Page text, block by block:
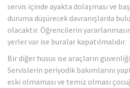
servis içinde ayakta dolaşması ve
duruma düşürecek davranışlarda
olacaktır. Öğrencilerin
yerler var ise buralar kapatılmalıdır.
Bir diğer husus ise araçların
Servislerin periyodik bakımlarını
eski olmaması ve temiz olması